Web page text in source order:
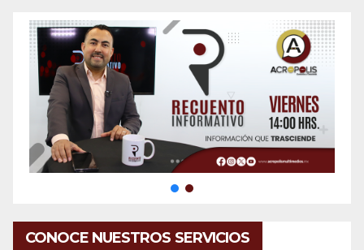
CONOCE NUESTROS SERVICIOS